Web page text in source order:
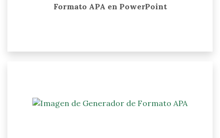
Formato APA en PowerPoint